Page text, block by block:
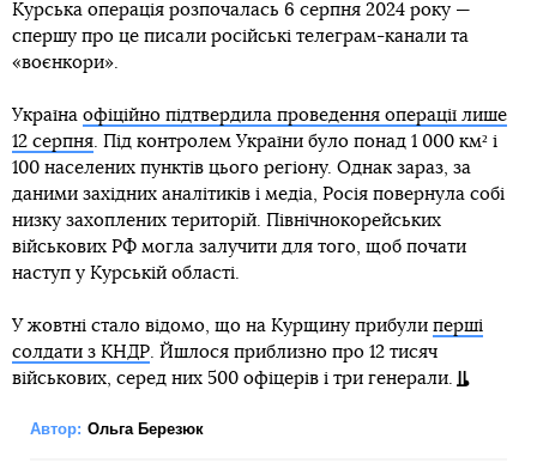
Курська операція розпочалась 6 серпня 2024 року —
спершу про це писали російські телеграм-канали та
«воєнкори».
Україна офіційно підтвердила проведення операції лише
12 серпня. Під контролем України було понад 1 000 км² і
100 населених пунктів цього регіону. Однак зараз, за
даними західних аналітиків і медіа, Росія повернула собі
низку захоплених територій. Північнокорейських
військових РФ могла залучити для того, щоб почати
наступ у Курській області.
У жовтні стало відомо, що на Курщину прибули перші
солдати з КНДР. Йшлося приблизно про 12 тисяч
військових, серед них 500 офіцерів і три генерали.
Автор: Ольга Березюк